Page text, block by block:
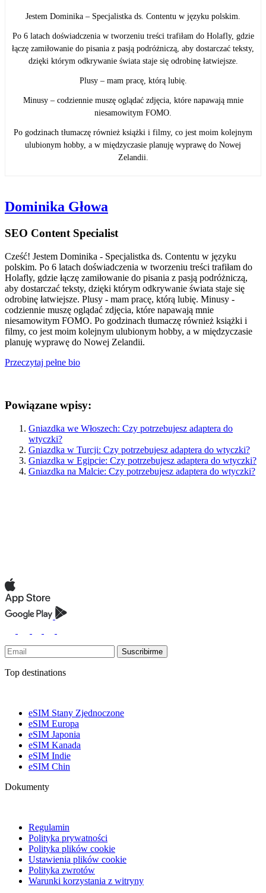
Jestem Dominika – Specjalistka ds. Contentu w języku polskim.
Po 6 latach doświadczenia w tworzeniu treści trafiłam do Holafly, gdzie
łączę zamiłowanie do pisania z pasją podróżniczą, aby dostarczać teksty,
dzięki którym odkrywanie świata staje się odrobinę łatwiejsze.
Plusy – mam pracę, którą lubię.
Minusy – codziennie muszę oglądać zdjęcia, które napawają mnie
niesamowitym FOMO.
Po godzinach tłumaczę również książki i filmy, co jest moim kolejnym
ulubionym hobby, a w międzyczasie planuję wyprawę do Nowej
Zelandii.
Dominika Głowa
SEO Content Specialist
Cześć! Jestem Dominika - Specjalistka ds. Contentu w języku
polskim. Po 6 latach doświadczenia w tworzeniu treści trafiłam do
Holafly, gdzie łączę zamiłowanie do pisania z pasją podróżniczą,
aby dostarczać teksty, dzięki którym odkrywanie świata staje się
odrobinę łatwiejsze. Plusy - mam pracę, którą lubię. Minusy -
codziennie muszę oglądać zdjęcia, które napawają mnie
niesamowitym FOMO. Po godzinach tłumaczę również książki i
filmy, co jest moim kolejnym ulubionym hobby, a w międzyczasie
planuję wyprawę do Nowej Zelandii.
Przeczytaj pełne bio
Powiązane wpisy:
Gniazdka we Włoszech: Czy potrzebujesz adaptera do
wtyczki?
Gniazdka w Turcji: Czy potrzebujesz adaptera do wtyczki?
Gniazdka w Egipcie: Czy potrzebujesz adaptera do wtyczki?
Gniazdka na Malcie: Czy potrzebujesz adaptera do wtyczki?
Suscribirme
Top destinations
eSIM Stany Zjednoczone
eSIM Europa
eSIM Japonia
eSIM Kanada
eSIM Indie
eSIM Chin
Dokumenty
Regulamin
Polityka prywatności
Polityka plików cookie
Ustawienia plików cookie
Polityka zwrotów
Warunki korzystania z witryny